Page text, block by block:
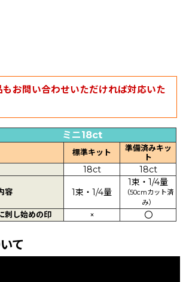
お問い合わせいただければ対応いた
ミニ18ct
標準キット
準備済みキッ
ト
18ct 18ct
容 1束・1/4量
1束・1/4量
（50cmカット済
み）
刺し始めの印 × 〇
て